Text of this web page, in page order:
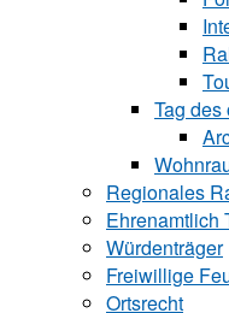
Tag
Regionales
Ehrenamtlich
Würdenträger
Freiwillige
Ortsrecht